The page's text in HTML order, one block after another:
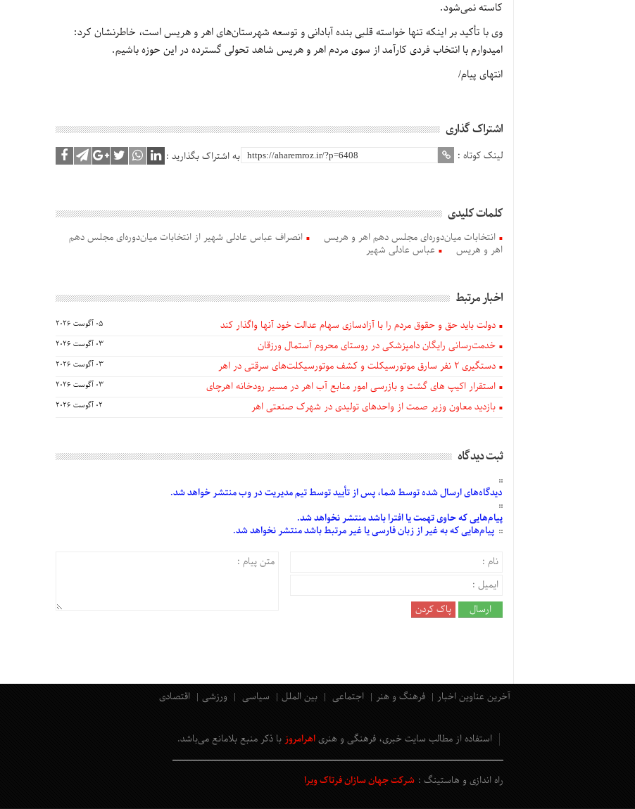
کاسته نمی‌شود.
وی با تأکید بر اینکه تنها خواسته قلبی بنده آبادانی و توسعه شهرستان‌های اهر و هریس است، خاطرنشان کرد:
امیدوارم با انتخاب فردی کارآمد از سوی مردم اهر و هریس شاهد تحولی گسترده در این حوزه باشیم.
انتهای پیام/
اشتراک گذاری
لینک کوتاه : به اشتراک بگذارید :
کلمات کلیدی
انتخابات میان‌دوره‌ای مجلس دهم اهر و هریس
انصراف عباس عادلی شهیر از انتخابات میان‌دوره‌ای مجلس دهم
اهر و هریس
عباس عادلی شهیر
اخبار مرتبط
دولت باید حق و حقوق مردم را با آزادسازی سهام عدالت خود آنها واگذار کند 05 آگوست 2026
خدمت‌رسانی رایگان دامپزشکی در روستای محروم آستمال ورزقان 03 آگوست 2026
دستگيری ۲ نفر سارق موتورسیکلت و کشف موتورسیکلت‌های سرقتی در اهر 03 آگوست 2026
استقرار اکیپ های گشت و بازرسی امور منابع آب اهر در مسیر رودخانه اهرچای 03 آگوست 2026
بازدید معاون وزیر صمت از واحدهای تولیدی در شهرک صنعتی اهر 02 آگوست 2026
ثبت دیدگاه
دیدگاه‌هایارسالشدهتوسط شما، پس از تأییدتوسط تیم مدیریت در وب منتشر خواهد شد.
پیام‌هاییکه حاوی تهمت یا افترا باشد منتشر نخواهد شد.
پیام‌هاییکه به غیر از زبان فارسی یا غیر مرتبط باشد منتشر نخواهد شد.
آخرین عناوین اخبار فرهنگ و هنر اجتماعی بین الملل سیاسی ورزشی اقتصادی
استفاده از مطالب سایت خبری، فرهنگی و هنری اهرامروز با ذکر منبع بلامانع می‌باشد.
راه اندازی و هاستینگ : شرکت جهان سازان فرتاک ویرا